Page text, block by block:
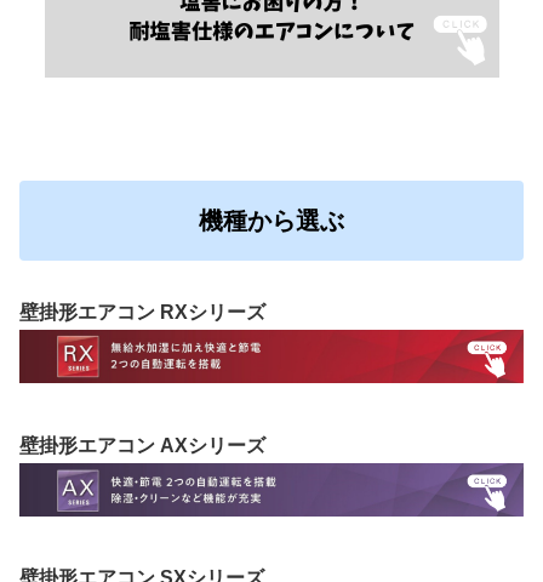
機種から選ぶ
壁掛形エアコン RXシリーズ
壁掛形エアコン AXシリーズ